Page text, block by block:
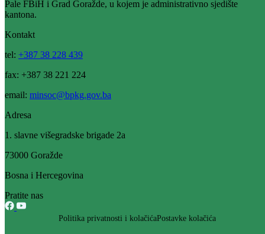
Pokrenute aktivnosti u vezi buduće saradnje JZU „Kantonalna
Sarajevu
08.03.2023